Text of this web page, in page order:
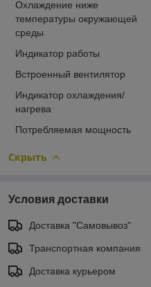
Охлаждение ниже
температуры окружающей
среды
Индикатор работы
Встроенный вентилятор
Индикатор охлаждения/
нагрева
Потребляемая мощность
Скрыть
Условия доставки
Доставка "Самовывоз"
Транспортная компания
Доставка курьером